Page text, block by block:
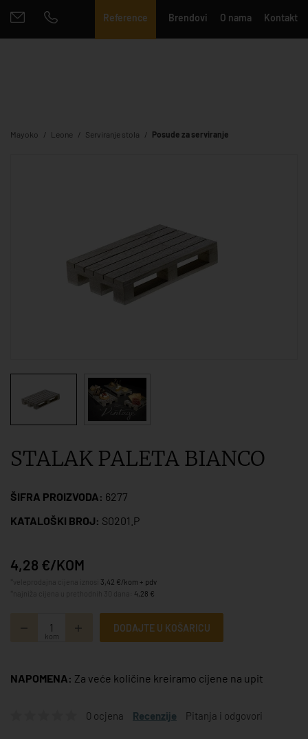
Reference Brendovi O nama Kontakt
Mayoko Leone Serviranje stola Posude za serviranje
STALAK PALETA BIANCO
ŠIFRA PROIZVODA: 6277
KATALOŠKI BROJ: S0201.P
4,28 €/KOM
3,42 €/kom + pdv
4,28 €
kom
DODAJTE U KOŠARICU
NAPOMENA: Za veće količine kreiramo cijene na upit
0 ocjena Recenzije Pitanja i odgovori